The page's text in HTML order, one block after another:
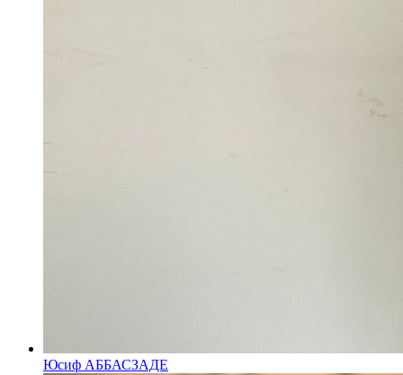
Юсиф АББАСЗАДЕ